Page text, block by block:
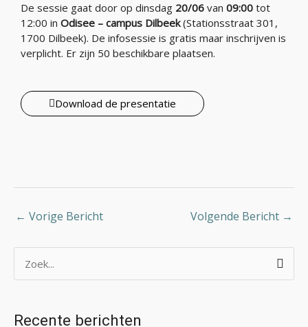
De sessie gaat door op dinsdag 20/06 van 09:00 tot
12:00 in Odisee – campus Dilbeek(Stationsstraat 301,
1700 Dilbeek). De infosessie is gratis maar inschrijven is
verplicht. Er zijn 50 beschikbare plaatsen.
Download de presentatie
← Vorige Bericht Volgende Bericht →
Recente berichten